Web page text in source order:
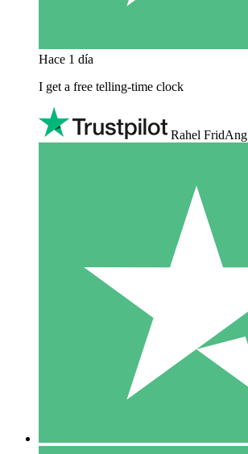
Hace 1 día
I get a free telling-time clock
Rahel FridAng